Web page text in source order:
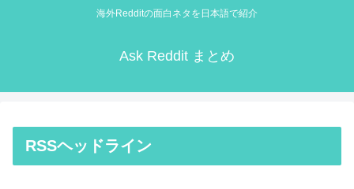
海外Redditの面白ネタを日本語で紹介
Ask Reddit まとめ
RSSヘッドライン